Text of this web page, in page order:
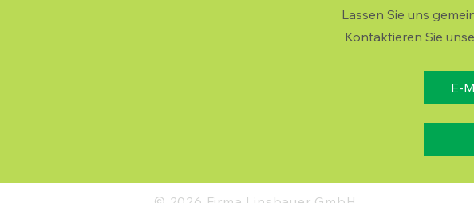
Lassen Sie uns
Kontaktieren Sie
E-